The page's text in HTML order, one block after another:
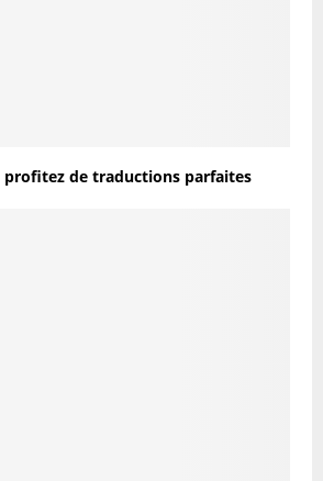
profitez de traductions parfaites